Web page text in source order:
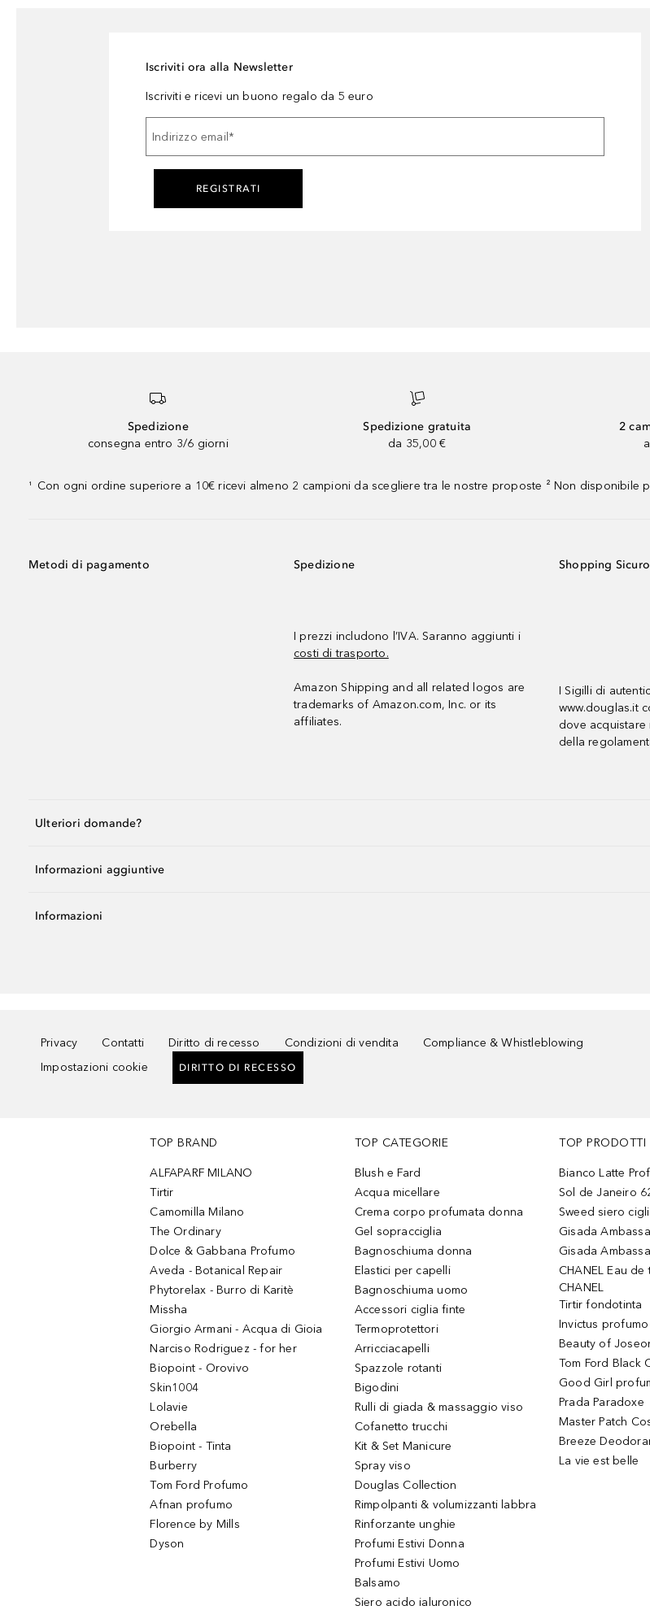
Iscriviti ora alla Newsletter
Iscriviti e ricevi un buono regalo da 5 euro
Indirizzo email *
REGISTRATI
Spedizione
consegna entro 3/6 giorni
Spedizione gratuita
da 35,00 €
2
¹ Con ogni ordine superiore a 10€ ricevi almeno 2 campioni da scegliere tra le nostre proposte ² Non disponibile
Metodi di pagamento Spedizione
I prezzi includono l’IVA. Saranno aggiunti i
costi di trasporto.
Amazon Shipping and all related logos are
trademarks of Amazon.com, Inc. or its
affiliates.
Shopping Sicuro
I Sigilli di
www.douglas.it
dove acquistare
della
Ulteriori domande?
Informazioni aggiuntive
Informazioni
Privacy Contatti Diritto di recesso Condizioni di vendita
Compliance & Whistleblowing
Impostazioni cookie
DIRITTO DI RECESSO
TOP BRAND
ALFAPARF MILANO
Tirtir
Camomilla Milano
The Ordinary
Dolce & Gabbana Profumo
Aveda - Botanical Repair
Phytorelax - Burro di Karitè
Missha
Giorgio Armani - Acqua di Gioia
Narciso Rodriguez - for her
Biopoint - Orovivo
Skin1004
Lolavie
Orebella
Biopoint - Tinta
Burberry
Tom Ford Profumo
Afnan profumo
Florence by Mills
Dyson
TOP CATEGORIE
Blush e Fard
Acqua micellare
Crema corpo profumata donna
Gel sopracciglia
Bagnoschiuma donna
Elastici per capelli
Bagnoschiuma uomo
Accessori ciglia finte
Termoprotettori
Arricciacapelli
Spazzole rotanti
Bigodini
Rulli di giada & massaggio viso
Cofanetto trucchi
Kit & Set Manicure
Spray viso
Douglas Collection
Rimpolpanti & volumizzanti labbra
Rinforzante unghie
Profumi Estivi Donna
Profumi Estivi Uomo
Balsamo
Siero acido ialuronico
TOP PRODOTTI
Bianco Latte
Sol de Janeiro
Sweed siero
Gisada
Gisada
CHANEL Eau de
CHANEL
Tirtir fondotinta
Invictus
Beauty of
Tom Ford Black
Good Girl
Prada Paradoxe
Master Patch
Breeze
La vie est belle